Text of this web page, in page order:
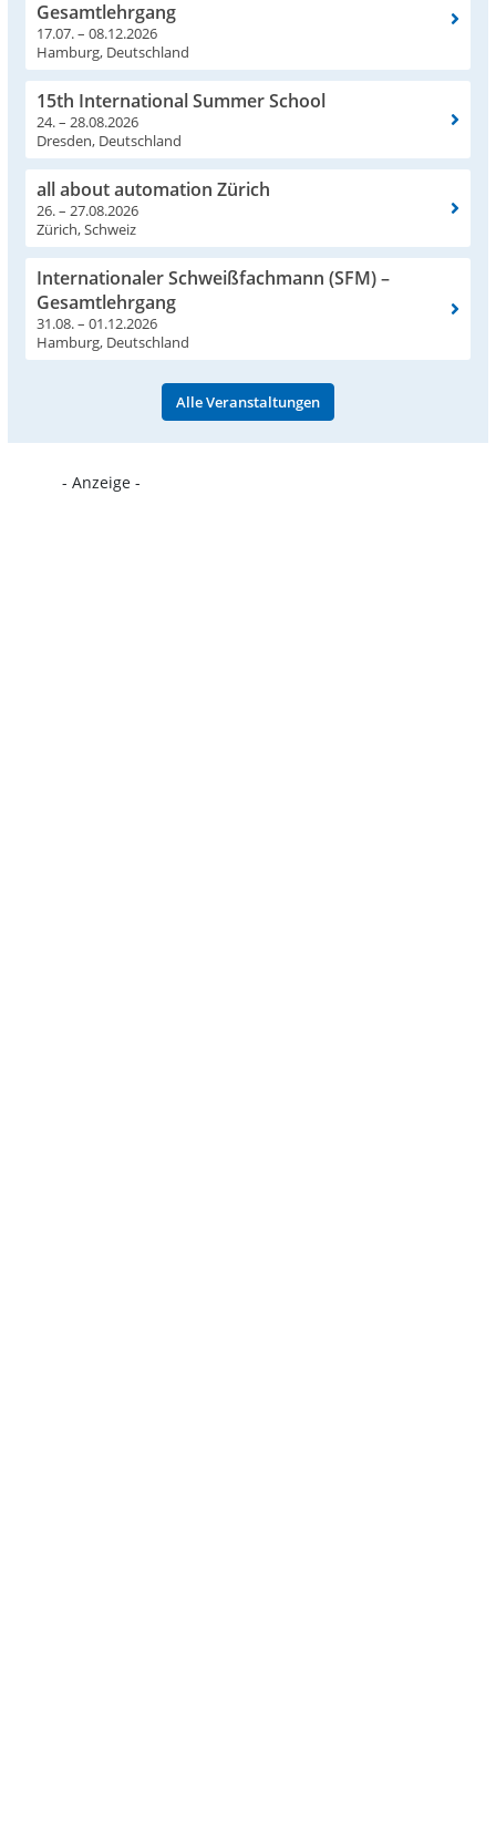
Gesamtlehrgang
17.07. – 08.12.2026
Hamburg, Deutschland
15th International Summer School
24. – 28.08.2026
Dresden, Deutschland
all about automation Zürich
26. – 27.08.2026
Zürich, Schweiz
Internationaler Schweißfachmann (SFM) –
Gesamtlehrgang
31.08. – 01.12.2026
Hamburg, Deutschland
Alle Veranstaltungen
- Anzeige -